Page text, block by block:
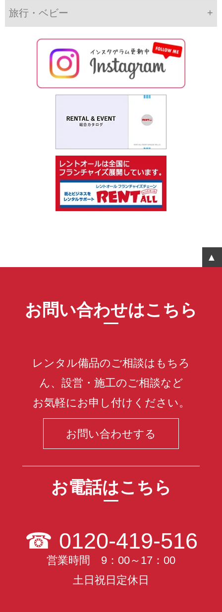
旅行・ベビー
お問い合わせはこちら
レンタル備品のご相談はもちろ
ん、設営・施工のご相談など
お気軽にお申し付けください。
お問い合わせする
お電話はこちら
☎ 0120-419-516
営業時間 9：00～17：00
土日祝日定休日